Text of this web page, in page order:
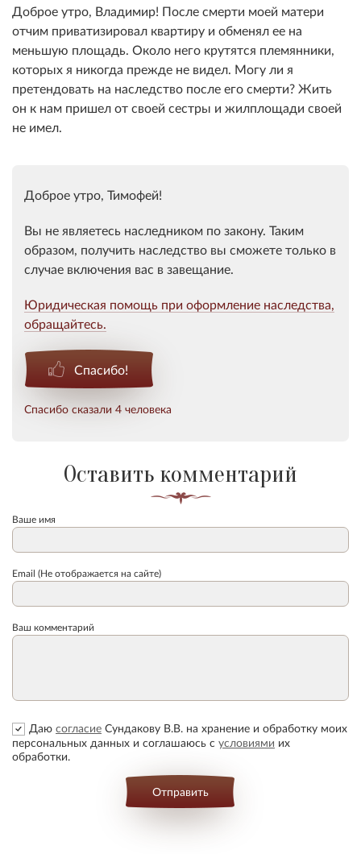
Доброе утро, Владимир! После смерти моей матери
отчим приватизировал квартиру и обменял ее на
меньшую площадь. Около него крутятся племянники,
которых я никогда прежде не видел. Могу ли я
претендовать на наследство после его смерти? Жить
он к нам пришел от своей сестры и жилплощади своей
не имел.
Доброе утро, Тимофей!
Вы не являетесь наследником по закону. Таким
образом, получить наследство вы сможете только в
случае включения вас в завещание.
Юридическая помощь при оформление наследства,
обращайтесь.
Спасибо!
Спасибо сказали 4 человека
Оставить комментарий
Ваше имя
Email (Не отображается на сайте)
Ваш комментарий
Даю согласие Сундакову В.В. на хранение и обработку моих
персональных данных и соглашаюсь с условиями их
обработки.
Отправить